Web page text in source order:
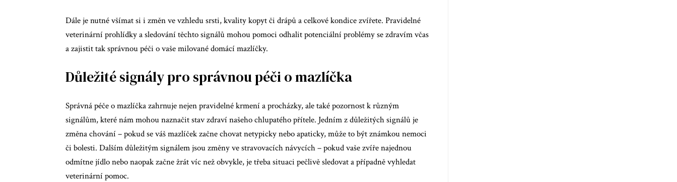
Dále je nutné všímat si i změn ve vzhledu srsti, kvality kopyt či drápů a celkové kondice zvířete. Pravidelné
veterinární prohlídky a sledování těchto signálů mohou pomoci odhalit potenciální problémy se zdravím včas
a zajistit tak správnou péči o vaše milované domácí mazlíčky.
Důležité signály pro správnou péči o mazlíčka
Správná péče o mazlíčka zahrnuje nejen pravidelné krmení a procházky, ale také pozornost k různým
signálům, které nám mohou naznačit stav zdraví našeho chlupatého přítele. Jedním z důležitých signálů je
změna chování – pokud se váš mazlíček začne chovat netypicky nebo apaticky, může to být známkou nemoci
či bolesti. Dalším důležitým signálem jsou změny ve stravovacích návycích – pokud vaše zvíře najednou
odmítne jídlo nebo naopak začne žrát víc než obvykle, je třeba situaci pečlivě sledovat a případně vyhledat
veterinární pomoc.